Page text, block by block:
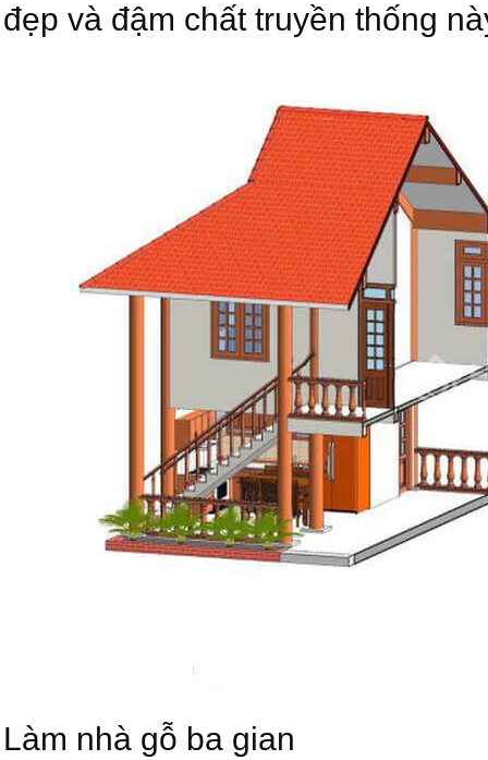
đẹp và đậm chất truyền thống
Làm nhà gỗ ba gian